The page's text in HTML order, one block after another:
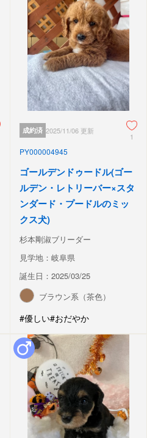
成約済 2025/11/06 更新
1
PY000004945
ゴールデンドゥードル(ゴー
ルデン・レトリーバー×スタ
ンダード・プードルのミッ
クス犬)
杉本剛淑ブリーダー
見学地：岐阜県
誕生日：2025/03/25
ブラウン系（茶色）
#優しい#おだやか